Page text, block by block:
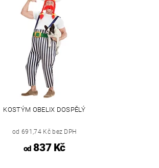
KOSTÝM OBELIX DOSPĚLÝ
od 691,74 Kč bez DPH
od837 Kč